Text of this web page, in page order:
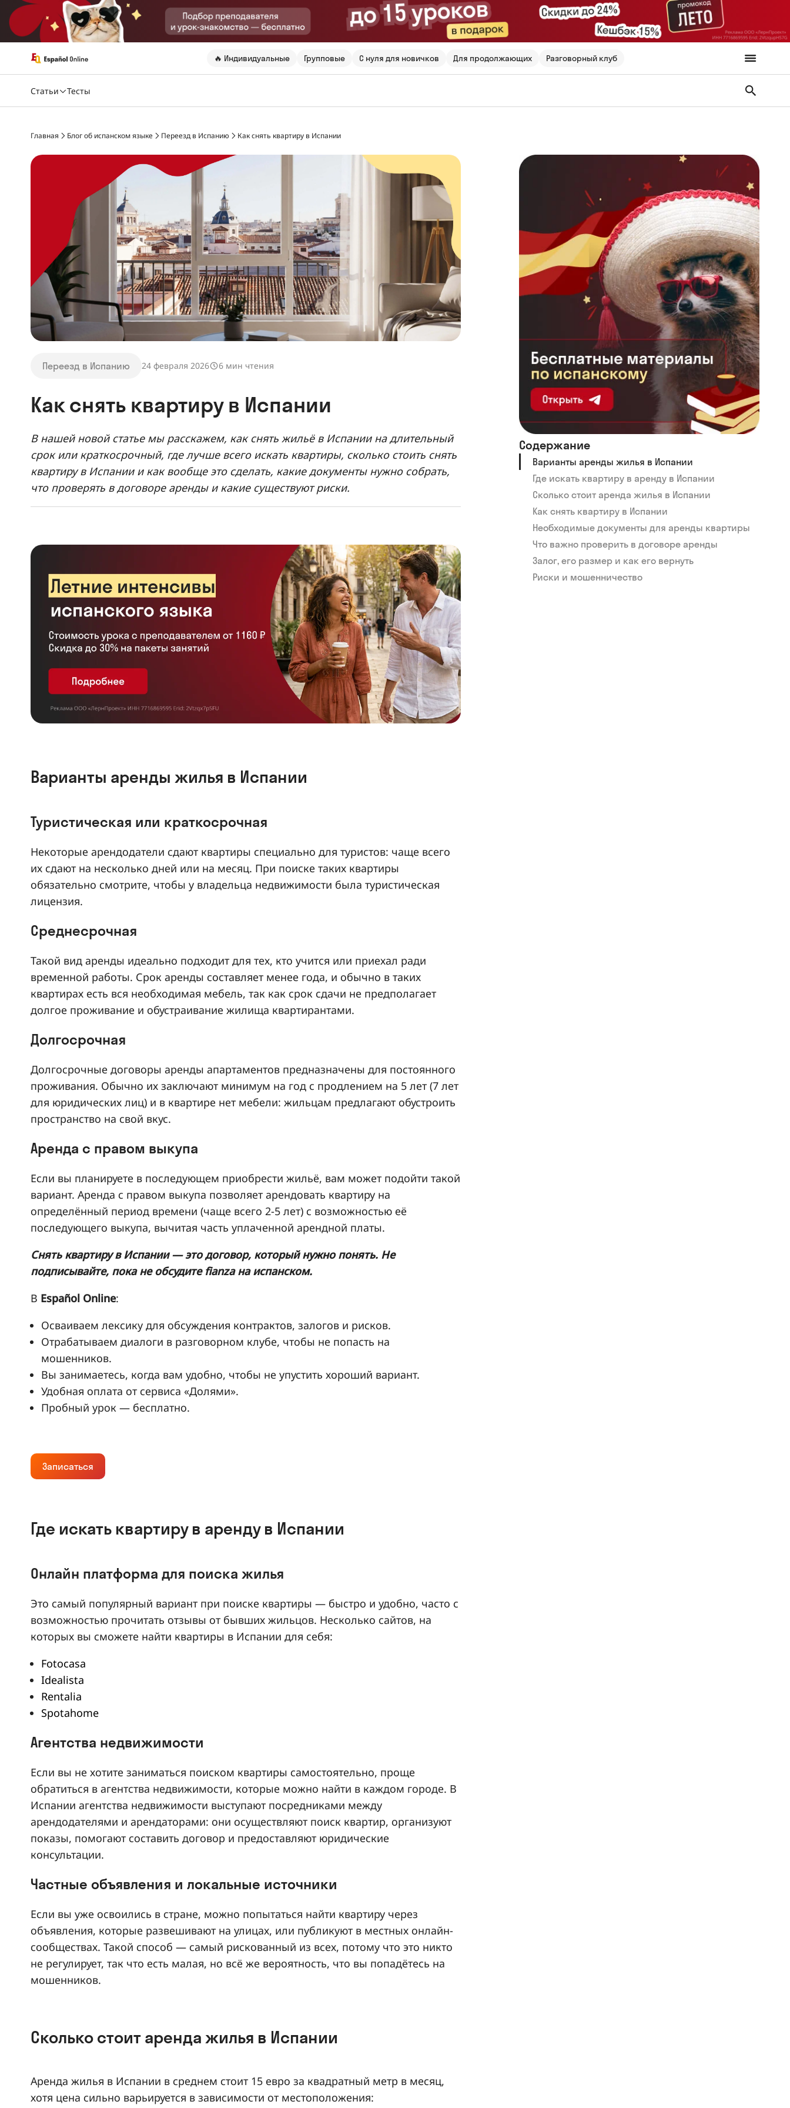
🔥 Индивидуальные Групповые С нуля для новичков Для продолжающих Разговорный клуб
Статьи Тесты
Главная Блог об испанском языке Переезд в Испанию Как снять квартиру в Испании
Переезд в Испанию 24 февраля 2026 6 мин чтения
Как снять квартиру в Испании
В нашей новой статье мы расскажем, как снять жильё в Испании на длительный
срок или краткосрочный, где лучше всего искать квартиры, сколько стоить снять
квартиру в Испании и как вообще это сделать, какие документы нужно собрать,
что проверять в договоре аренды и какие существуют риски.
Варианты аренды жилья в Испании
Туристическая или краткосрочная
Некоторые арендодатели сдают квартиры специально для туристов: чаще всего
их сдают на несколько дней или на месяц. При поиске таких квартиры
обязательно смотрите, чтобы у владельца недвижимости была туристическая
лицензия.
Среднесрочная
Такой вид аренды идеально подходит для тех, кто учится или приехал ради
временной работы. Срок аренды составляет менее года, и обычно в таких
квартирах есть вся необходимая мебель, так как срок сдачи не предполагает
долгое проживание и обустраивание жилища квартирантами.
Долгосрочная
Долгосрочные договоры аренды апартаментов предназначены для постоянного
проживания. Обычно их заключают минимум на год с продлением на 5 лет (7 лет
для юридических лиц) и в квартире нет мебели: жильцам предлагают обустроить
пространство на свой вкус.
Аренда с правом выкупа
Если вы планируете в последующем приобрести жильё, вам может подойти такой
вариант. Аренда с правом выкупа позволяет арендовать квартиру на
определённый период времени (чаще всего 2-5 лет) с возможностью её
последующего выкупа, вычитая часть уплаченной арендной платы.
Снять квартиру в Испании — это договор, который нужно понять. Не
подписывайте, пока не обсудите fianza на испанском.
В Español Online:
Осваиваем лексику для обсуждения контрактов, залогов и рисков.
Отрабатываем диалоги в разговорном клубе, чтобы не попасть на
мошенников.
Вы занимаетесь, когда вам удобно, чтобы не упустить хороший вариант.
Удобная оплата от сервиса «Долями».
Пробный урок — бесплатно.
Записаться
Где искать квартиру в аренду в Испании
Онлайн платформа для поиска жилья
Это самый популярный вариант при поиске квартиры — быстро и удобно, часто с
возможностью прочитать отзывы от бывших жильцов. Несколько сайтов, на
которых вы сможете найти квартиры в Испании для себя:
Fotocasa
Idealista
Rentalia
Spotahome
Агентства недвижимости
Если вы не хотите заниматься поиском квартиры самостоятельно, проще
обратиться в агентства недвижимости, которые можно найти в каждом городе. В
Испании агентства недвижимости выступают посредниками между
арендодателями и арендаторами: они осуществляют поиск квартир, организуют
показы, помогают составить договор и предоставляют юридические
консультации.
Частные объявления и локальные источники
Если вы уже освоились в стране, можно попытаться найти квартиру через
объявления, которые развешивают на улицах, или публикуют в местных онлайн-
сообществах. Такой способ — самый рискованный из всех, потому что это никто
не регулирует, так что есть малая, но всё же вероятность, что вы попадётесь на
мошенников.
Сколько стоит аренда жилья в Испании
Аренда жилья в Испании в среднем стоит 15 евро за квадратный метр в месяц,
хотя цена сильно варьируется в зависимости от местоположения:
Содержание
Варианты аренды жилья в Испании
Где искать квартиру в аренду в Испании
Сколько стоит аренда жилья в Испании
Как снять квартиру в Испании
Необходимые документы для аренды квартиры
Что важно проверить в договоре аренды
Залог, его размер и как его вернуть
Риски и мошенничество